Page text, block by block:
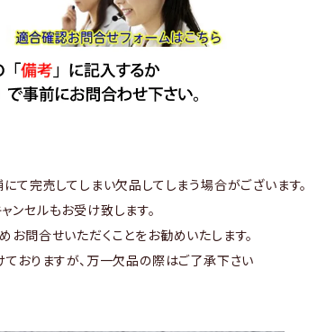
て完売してしまい欠品してしまう場合がございます。
セルもお受け致します。
問合せいただくことをお勧めいたします。
おりますが、万一欠品の際はご了承下さい